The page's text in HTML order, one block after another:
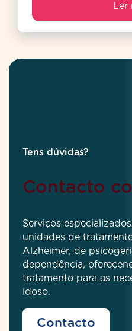
Ler
Tens dúvidas?
Contacto
Serviços
unidades de
Alzheimer, de
dependência,
tratamento para as
idoso.
Contacto